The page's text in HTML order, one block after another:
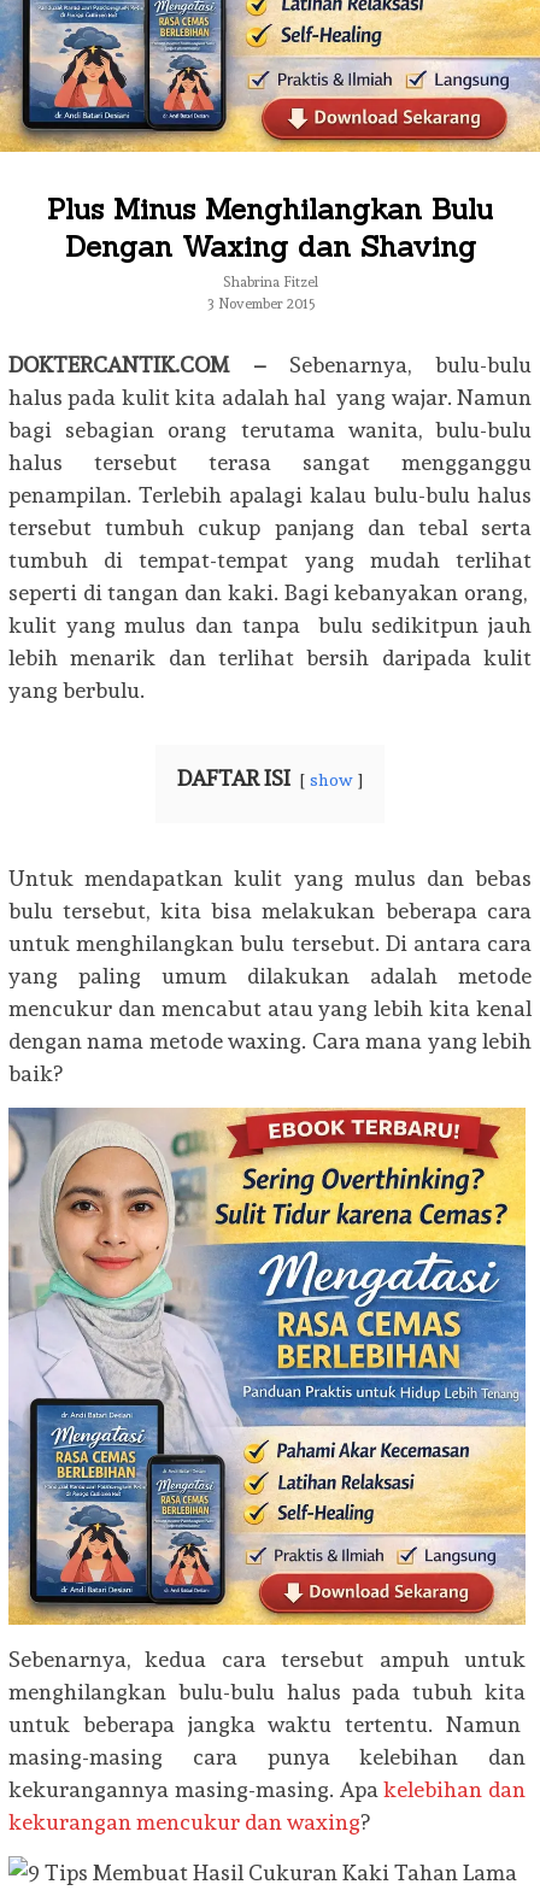
Plus Minus Menghilangkan Bulu
Dengan Waxing dan Shaving
Shabrina Fitzel
3 November 2015
DOKTERCANTIK.COM –Sebenarnya, bulu-bulu
halus pada kulit kita adalah hal yang wajar. Namun
bagi sebagian orang terutama wanita, bulu-bulu
halus tersebut terasa sangat mengganggu
penampilan. Terlebih apalagi kalau bulu-bulu halus
tersebut tumbuh cukup panjang dan tebal serta
tumbuh di tempat-tempat yang mudah terlihat
seperti di tangan dan kaki. Bagi kebanyakan orang,
kulit yang mulus dan tanpa bulu sedikitpun jauh
lebih menarik dan terlihat bersih daripada kulit
yang berbulu.
DAFTAR ISI show
Untuk mendapatkan kulit yang mulus dan bebas
bulu tersebut, kita bisa melakukan beberapa cara
untuk menghilangkan bulu tersebut. Di antara cara
yang paling umum dilakukan adalah metode
mencukur dan mencabut atau yang lebih kita kenal
dengan nama metode waxing. Cara mana yang lebih
baik?
Sebenarnya, kedua cara tersebut ampuh untuk
menghilangkan bulu-bulu halus pada tubuh kita
untuk beberapa jangka waktu tertentu. Namun
masing-masing cara punya kelebihan dan
kekurangannya masing-masing. Apakelebihan dan
kekurangan mencukur dan waxing?